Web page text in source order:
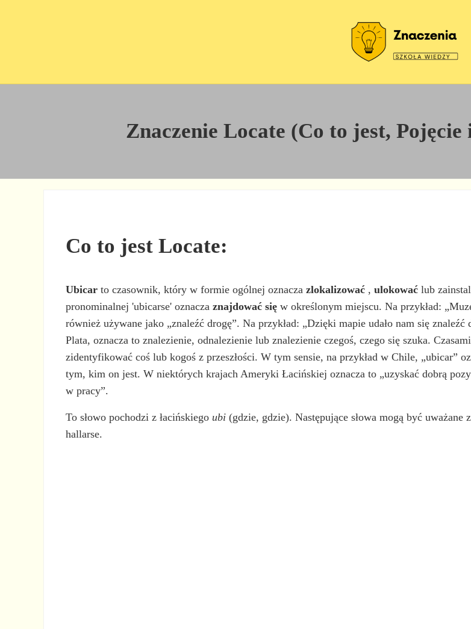
Znaczenie Locate (Co to jest,
Co to jest Locate:
Ubicar to czasownik, który w formie ogólnej oznaczazlokalizować ,ulokować lub
pronominalnej 'ubicarse' oznaczaznajdować się w określonym miejscu. Na przykład:
również używane jako „znaleźć drogę”. Na przykład: „Dzięki mapie udało nam się
Plata, oznacza to znalezienie, odnalezienie lub znalezienie czegoś, czego się szuka.
zidentyfikować coś lub kogoś z przeszłości. W tym sensie, na przykład w Chile, „ubicar”
tym, kim on jest. W niektórych krajach Ameryki Łacińskiej oznacza to „uzyskać dobrą
w pracy”.
To słowo pochodzi z łacińskiego ubi (gdzie, gdzie). Następujące słowa mogą być
hallarse.